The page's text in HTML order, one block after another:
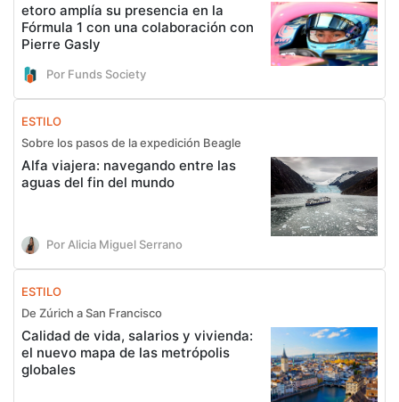
etoro amplía su presencia en la
Fórmula 1 con una colaboración con
Pierre Gasly
Por Funds Society
ESTILO
Sobre los pasos de la expedición Beagle
Alfa viajera: navegando entre las
aguas del fin del mundo
Por Alicia Miguel Serrano
ESTILO
De Zúrich a San Francisco
Calidad de vida, salarios y vivienda:
el nuevo mapa de las metrópolis
globales